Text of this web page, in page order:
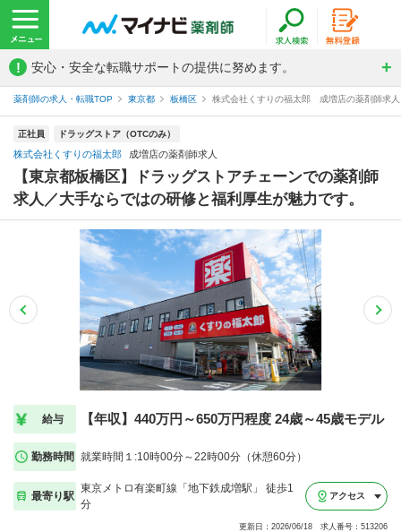
! 安心・安全な転職サポートの提供に努めます。
薬剤師の求人・転職TOP 東京都 板橋区 株式会社くすりの福太郎 成増店の薬剤師求人
正社員 ドラッグストア（OTCのみ）
株式会社くすりの福太郎 成増店の薬剤師求人
【東京都板橋区】ドラッグストアチェーンでの薬剤師
求人／大手ならではの研修と福利厚生が魅力です。
給与 【年収】440万円～650万円程度 24歳～45歳モデル
勤務時間 就業時間１:10時00分～22時00分（休憩60分）
最寄り駅
東京メトロ有楽町線「地下鉄成増駅」 徒歩1
分
アクセス
更新日：2026/06/18 求人番号：513206